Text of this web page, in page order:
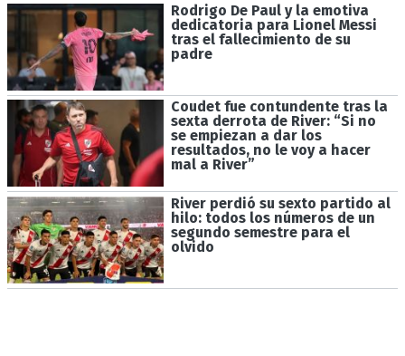
Rodrigo De Paul y la emotiva
dedicatoria para Lionel Messi
tras el fallecimiento de su
padre
Coudet fue contundente tras la
sexta derrota de River: “Si no
se empiezan a dar los
resultados, no le voy a hacer
mal a River”
River perdió su sexto partido al
hilo: todos los números de un
segundo semestre para el
olvido